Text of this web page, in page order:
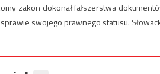
zakon dokonał fałszerstwa
swojego prawnego statusu.